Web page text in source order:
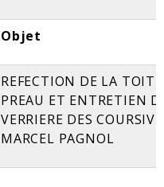
Objet
REFECTION DE LA
PREAU ET ENTRETIEN
VERRIERE DES
MARCEL PAGNOL